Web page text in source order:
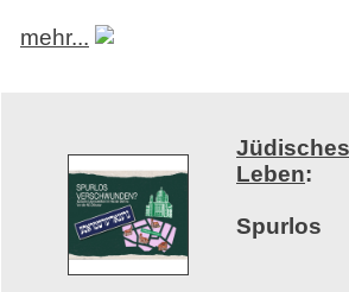
mehr...
Jüdisches
Leben:
Spurlos